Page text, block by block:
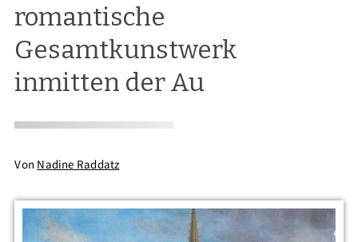
romantische
Gesamtkunstwerk
inmitten der Au
Von Nadine Raddatz